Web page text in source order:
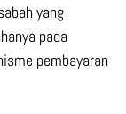
yang
pada
pembayaran